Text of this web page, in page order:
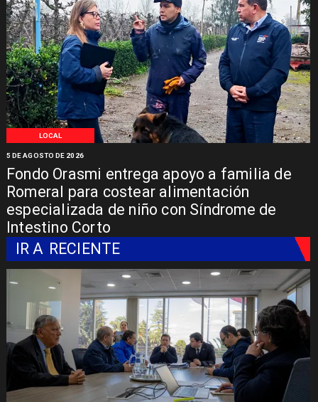
LOCAL
Fondo Orasmi entrega apoyo a familia de
Romeral para costear alimentación
especializada de niño con Síndrome de
Intestino Corto
5 DE AGOSTO DE 2026
IR A RECIENTE